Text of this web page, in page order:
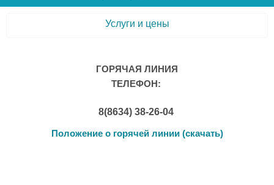
Услуги и цены
ГОРЯЧАЯ ЛИНИЯ
ТЕЛЕФОН:
8(8634) 38-26-04
Положение о горячей линии (скачать)